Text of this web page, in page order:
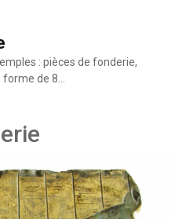
: pièces de fonderie,
de 8…